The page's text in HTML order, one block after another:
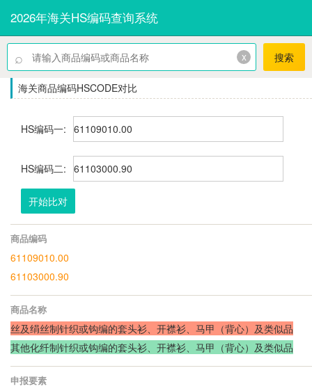
2026年海关HS编码查询系统
⌕ x 搜索
海关商品编码HSCODE对比
HS编码一:
HS编码二:
开始比对
商品编码
61109010.00
61103000.90
商品名称
丝及绢丝制针织或钩编的套头衫、开襟衫、马甲（背心）及类似品
其他化纤制针织或钩编的套头衫、开襟衫、马甲（背心）及类似品
申报要素